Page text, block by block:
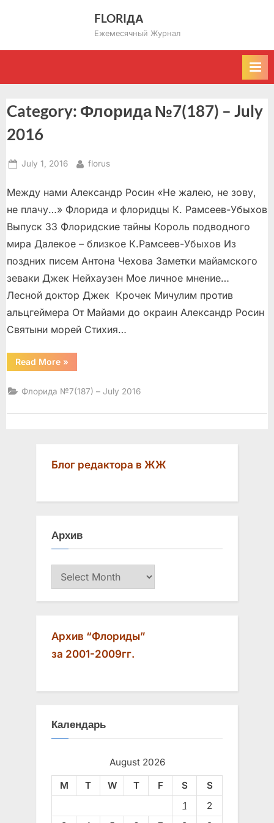
FLORIДА
Ежемесячный Журнал
Category: Флорида №7(187) – July
2016
Posted
July 1, 2016 By
florus
Между нами Александр Росин «Не жалею, не зову,
не плачу…» Флорида и флоридцы К. Рамсеев-Убыхов
Выпуск 33 Флоридские тайны Король подводного
мира Далекое – близкое К.Рамсеев-Убыхов Из
поздних писем Антона Чехова Заметки майамского
зеваки Джек Нейхаузен Мое личное мнение…
Лесной доктор Джек Крочек Мичулим против
альцгеймера От Майами до окраин Александр Росин
Святыни морей Стихия…
Read More“”
»
Флорида №7(187) – July 2016
Блог редактора в ЖЖ
Архив
Архив
Архив “Флориды”
за 2001-2009гг.
Календарь
August 2026
M
T W T F S
S
1
2